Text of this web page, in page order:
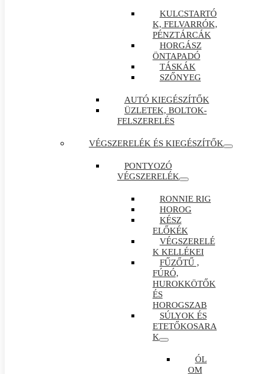
KULCSTARTÓ
K, FELVARRÓK,
PÉNZTÁRCÁK
HORGÁSZ
ÖNTAPADÓ
TÁSKÁK
SZŐNYEG
AUTÓ KIEGÉSZÍTŐK
ÜZLETEK, BOLTOK-
FELSZERELÉS
VÉGSZERELÉK ÉS KIEGÉSZÍTŐK
PONTYOZÓ
VÉGSZERELÉK
RONNIE RIG
HOROG
KÉSZ
ELŐKÉK
VÉGSZERELÉ
K KELLÉKEI
FŰZŐTŰ ,
FÚRÓ,
HUROKKÖTŐK
ÉS
HOROGSZAB
SÚLYOK ÉS
ETETŐKOSARA
K
ÓL
OM